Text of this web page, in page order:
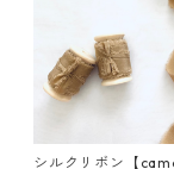
シルクリボン【